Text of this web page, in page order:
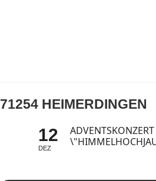
71254 HEIMERDINGEN
12
DEZ
ADVENTSKONZERT